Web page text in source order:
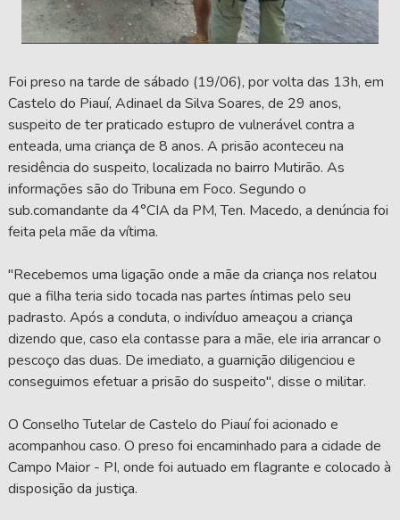
Foi preso na tarde de sábado (19/06), por volta das 13h, em
Castelo do Piauí, Adinael da Silva Soares, de 29 anos,
suspeito de ter praticado estupro de vulnerável contra a
enteada, uma criança de 8 anos. A prisão aconteceu na
residência do suspeito, localizada no bairro Mutirão. As
informações são do Tribuna em Foco. Segundo o
sub.comandante da 4°CIA da PM, Ten. Macedo, a denúncia foi
feita pela mãe da vítima.
"Recebemos uma ligação onde a mãe da criança nos relatou
que a filha teria sido tocada nas partes íntimas pelo seu
padrasto. Após a conduta, o indivíduo ameaçou a criança
dizendo que, caso ela contasse para a mãe, ele iria arrancar o
pescoço das duas. De imediato, a guarnição diligenciou e
conseguimos efetuar a prisão do suspeito", disse o militar.
O Conselho Tutelar de Castelo do Piauí foi acionado e
acompanhou caso. O preso foi encaminhado para a cidade de
Campo Maior - PI, onde foi autuado em flagrante e colocado à
disposição da justiça.